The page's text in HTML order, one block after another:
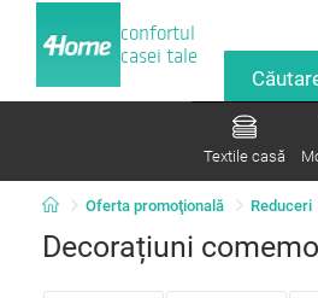
confortul
casei tale
Textile casă
Oferta promoţională Reduceri
Decorațiuni